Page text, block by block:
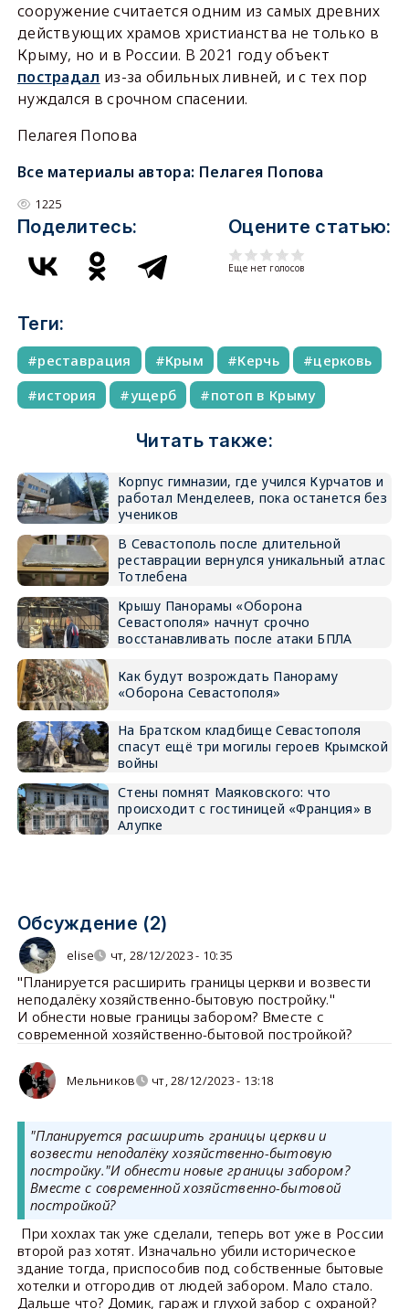
сооружение считается одним из самых древних
действующих храмов христианства не только в
Крыму, но и в России. В 2021 году объект
пострадал из-за обильных ливней, и с тех пор
нуждался в срочном спасении.
Пелагея Попова
Все материалы автора: Пелагея Попова
1225
Поделитесь: Оцените статью:
Еще нет голосов
Теги:
реставрация Крым Керчь
церковь
история
ущерб потоп в Крыму
Читать также:
Корпус гимназии, где учился Курчатов и
работал Менделеев, пока останется без
учеников
В Севастополь после длительной
реставрации вернулся уникальный атлас
Тотлебена
Крышу Панорамы «Оборона
Севастополя» начнут срочно
восстанавливать после атаки БПЛА
Как будут возрождать Панораму
«Оборона Севастополя»
На Братском кладбище Севастополя
спасут ещё три могилы героев Крымской
войны
Стены помнят Маяковского: что
происходит с гостиницей «Франция» в
Алупке
Обсуждение (2)
elise чт, 28/12/2023 - 10:35
"Планируется расширить границы церкви и возвести
неподалёку хозяйственно-бытовую постройку."
И обнести новые границы забором? Вместе с
современной хозяйственно-бытовой постройкой?
Мельников чт, 28/12/2023 - 13:18
"Планируется расширить границы церкви и
возвести неподалёку хозяйственно-бытовую
постройку."И обнести новые границы забором?
Вместе с современной хозяйственно-бытовой
постройкой?
При хохлах так уже сделали, теперь вот уже в России
второй раз хотят. Изначально убили историческое
здание тогда, приспособив под собственные бытовые
хотелки и отгородив от людей забором. Мало стало.
Дальше что? Домик, гараж и глухой забор с охраной?